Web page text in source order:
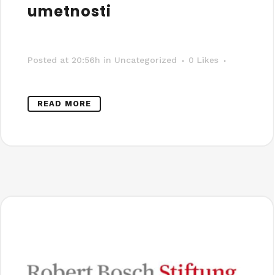
umetnosti
Posted at 20:56h in Uncategorized 0 Likes
READ MORE